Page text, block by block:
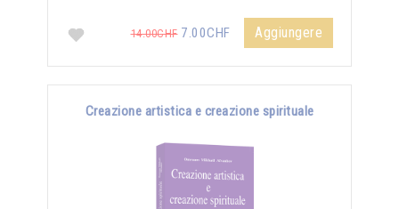
14.00CHF7.00CHF Aggiungere
Creazione artistica e creazione spirituale